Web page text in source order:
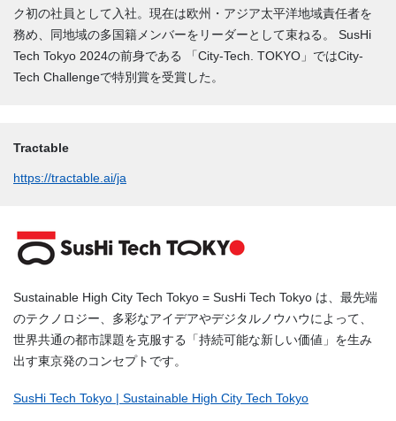
ク初の社員として入社。現在は欧州・アジア太平洋地域責任者を
務め、同地域の多国籍メンバーをリーダーとして束ねる。 SusHi
Tech Tokyo 2024の前身である 「City-Tech. TOKYO」ではCity-
Tech Challengeで特別賞を受賞した。
Tractable
https://tractable.ai/ja
Sustainable High City Tech Tokyo = SusHi Tech Tokyo は、最先端
のテクノロジー、多彩なアイデアやデジタルノウハウによって、
世界共通の都市課題を克服する「持続可能な新しい価値」を生み
出す東京発のコンセプトです。
SusHi Tech Tokyo | Sustainable High City Tech Tokyo